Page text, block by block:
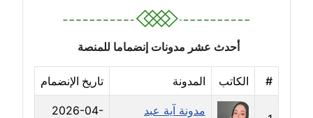
مدونة حنان صلاح الدين
عاملة
أحدث عشر مدونات إنضماما للمنصة
# الكاتب المدونة تاريخ الإنضمام
مدونة آية عبد
2026-04-